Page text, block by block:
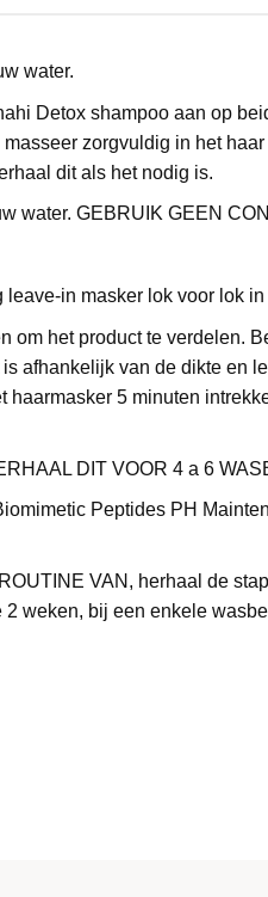
water.
Detox shampoo aan op
zorgvuldig in het
dit als het nodig is.
water. GEBRUIK GEEN
in masker lok voor lok in
om het product te verdelen.
afhankelijk van de dikte en
haarmasker 5 minuten
DIT VOOR 4 a 6
Peptides PH
VAN, herhaal de
weken, bij een enkele